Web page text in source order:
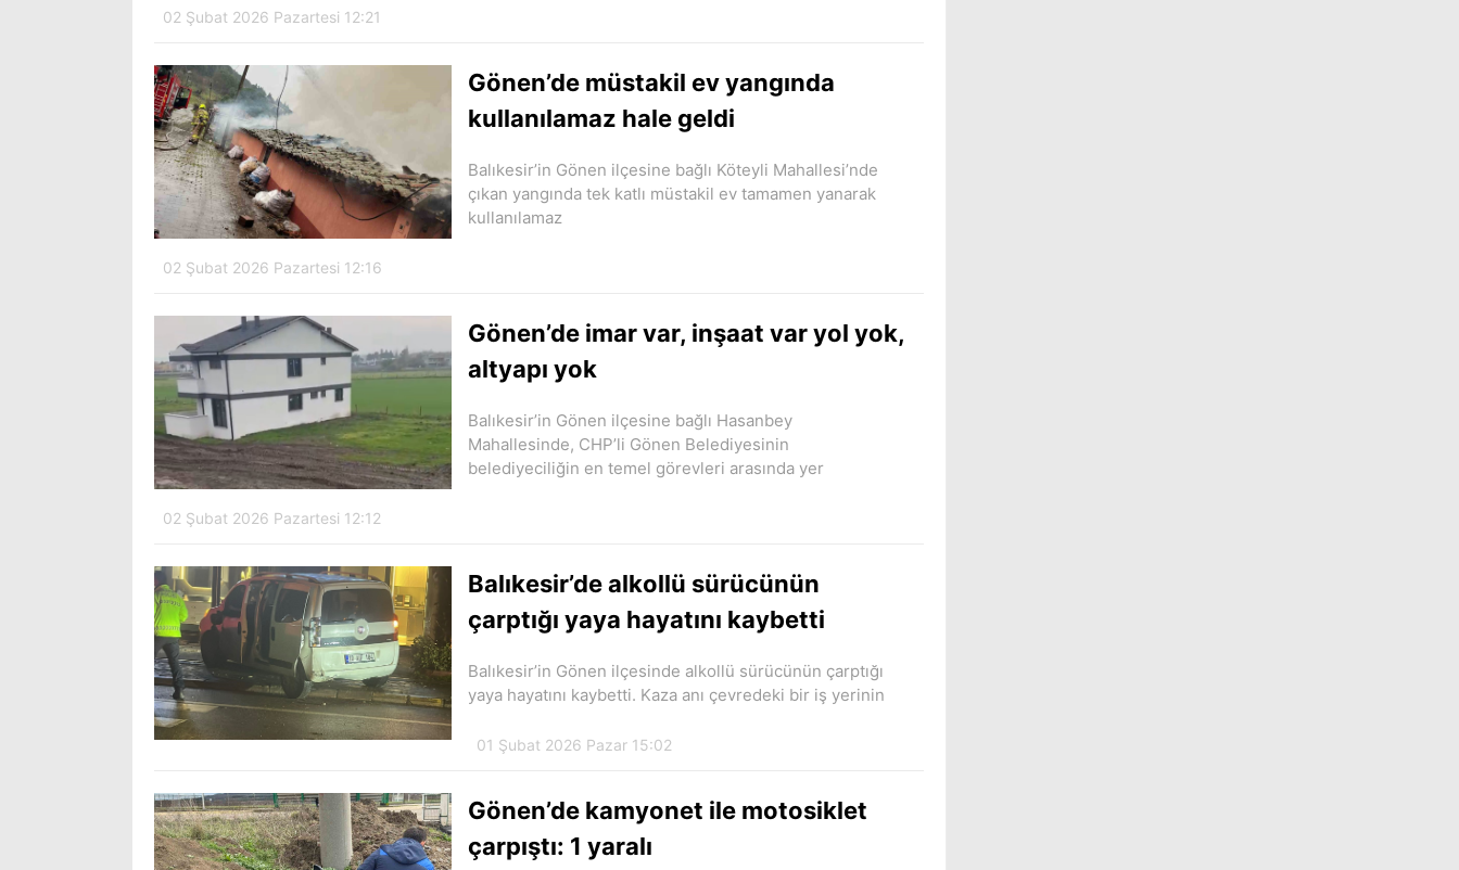
02 Şubat 2026 Pazartesi 12:21
Gönen’de müstakil ev yangında
kullanılamaz hale geldi
Balıkesir’in Gönen ilçesine bağlı Köteyli Mahallesi’nde
çıkan yangında tek katlı müstakil ev tamamen yanarak
kullanılamaz
02 Şubat 2026 Pazartesi 12:16
Gönen’de imar var, inşaat var yol yok,
altyapı yok
Balıkesir’in Gönen ilçesine bağlı Hasanbey
Mahallesinde, CHP’li Gönen Belediyesinin
belediyeciliğin en temel görevleri arasında yer
02 Şubat 2026 Pazartesi 12:12
Balıkesir’de alkollü sürücünün
çarptığı yaya hayatını kaybetti
Balıkesir’in Gönen ilçesinde alkollü sürücünün çarptığı
yaya hayatını kaybetti. Kaza anı çevredeki bir iş yerinin
01 Şubat 2026 Pazar 15:02
Gönen’de kamyonet ile motosiklet
çarpıştı: 1 yaralı